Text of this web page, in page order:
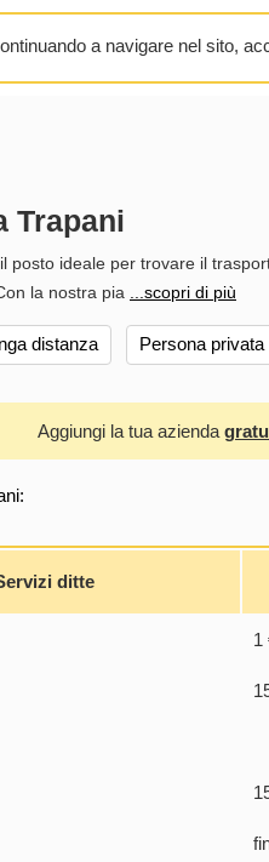
a navigare nel sito,
Trapani
posto ideale per trovare il
la nostra pia
...scopri di più
distanza Persona privata
Aggiungi la tua azienda
ditte
1